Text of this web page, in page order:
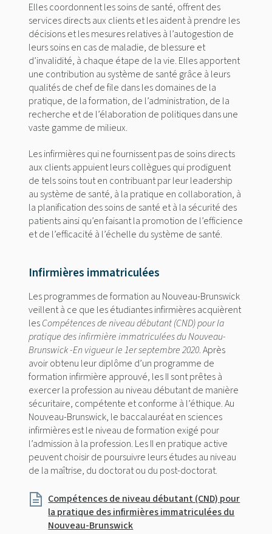
Elles coordonnent les soins de santé, offrent des
services directs aux clients et les aident à prendre les
décisions et les mesures relatives à l’autogestion de
leurs soins en cas de maladie, de blessure et
d’invalidité, à chaque étape de la vie. Elles apportent
une contribution au système de santé grâce à leurs
qualités de chef de file dans les domaines de la
pratique, de la formation, de l’administration, de la
recherche et de l’élaboration de politiques dans une
vaste gamme de milieux.
Les infirmières qui ne fournissent pas de soins directs
aux clients appuient leurs collègues qui prodiguent
de tels soins tout en contribuant par leur leadership
au système de santé, à la pratique en collaboration, à
la planification des soins de santé et à la sécurité des
patients ainsi qu’en faisant la promotion de l’efficience
et de l’efficacité à l’échelle du système de santé.
Infirmières immatriculées
Les programmes de formation au Nouveau-Brunswick
veillent à ce que les étudiantes infirmières acquièrent
lesCompétences de niveau débutant (CND) pour la
pratique des infirmière immatriculées du Nouveau-
Brunswick -En vigueur le 1er septembre 2020. Après
avoir obtenu leur diplôme d’un programme de
formation infirmière approuvé, les II sont prêtes à
exercer la profession au niveau débutant de manière
sécuritaire, compétente et conforme à l’éthique. Au
Nouveau-Brunswick, le baccalauréat en sciences
infirmières est le niveau de formation exigé pour
l’admission à la profession. Les II en pratique active
peuvent choisir de poursuivre leurs études au niveau
de la maîtrise, du doctorat ou du post-doctorat.
Compétences de niveau débutant (CND) pour
la pratique des infirmières immatriculées du
Nouveau-Brunswick